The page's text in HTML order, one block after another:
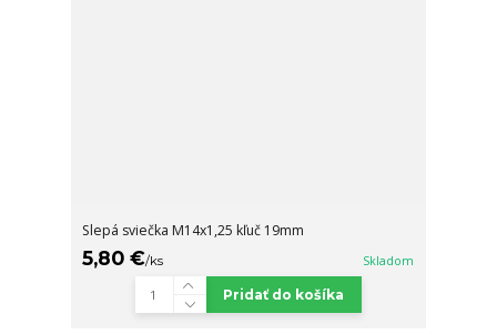
Slepá sviečka M14x1,25 kľuč 19mm
5,80 €/ks Skladom
Pridať do košíka